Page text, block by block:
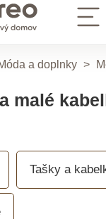
a doplnky >
malé
Tašky a